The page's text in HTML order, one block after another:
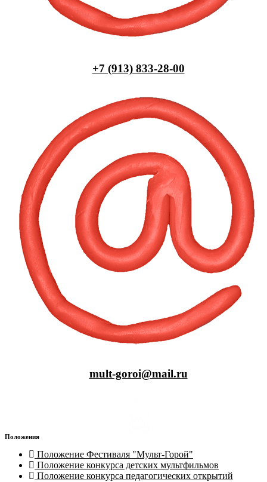
+7 (913) 833-28-00
mult-goroi@mail.ru
Положения
Положение Фестиваля "Мульт-Горой"
Положение конкурса детских мультфильмов
Положение конкурса педагогических открытий